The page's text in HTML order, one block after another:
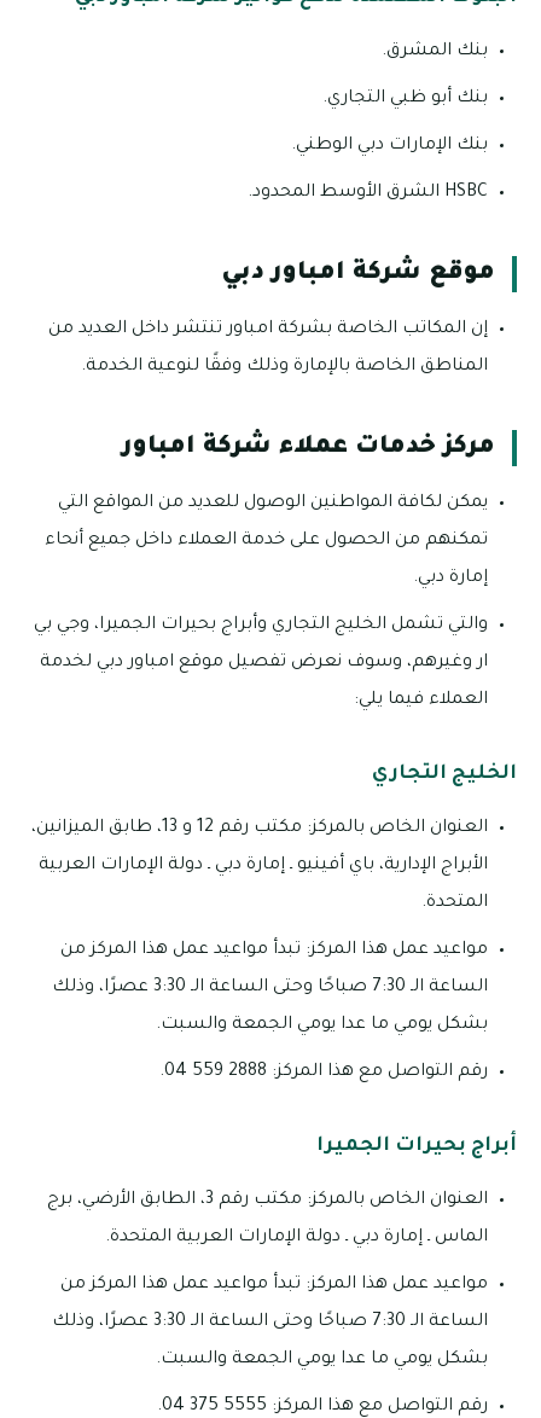
بنك المشرق.
بنك أبو ظبي التجاري.
بنك الإمارات دبي الوطني.
HSBC الشرق الأوسط المحدود.
موقع شركة امباور دبي
إن المكاتب الخاصة بشركة امباور تنتشر داخل العديد من
المناطق الخاصة بالإمارة وذلك وفقًا لنوعية الخدمة.
مركز خدمات عملاء شركة امباور
يمكن لكافة المواطنين الوصول للعديد من المواقع التي
تمكنهم من الحصول على خدمة العملاء داخل جميع أنحاء
إمارة دبي.
والتي تشمل الخليج التجاري وأبراج بحيرات الجميرا، وجي بي
ار وغيرهم، وسوف نعرض تفصيل موقع امباور دبي لخدمة
العملاء فيما يلي:
الخليج التجاري
العنوان الخاص بالمركز: مكتب رقم 12 و 13، طابق الميزانين،
الأبراج الإدارية، باي أفينيو ـ إمارة دبي ـ دولة الإمارات العربية
المتحدة.
مواعيد عمل هذا المركز: تبدأ مواعيد عمل هذا المركز من
الساعة الـ 7:30 صباحًا وحتى الساعة الـ 3:30 عصرًا، وذلك
بشكل يومي ما عدا يومي الجمعة والسبت.
رقم التواصل مع هذا المركز: 2888 559 04.
أبراج بحيرات الجميرا
العنوان الخاص بالمركز: مكتب رقم 3، الطابق الأرضي، برج
الماس ـ إمارة دبي ـ دولة الإمارات العربية المتحدة.
مواعيد عمل هذا المركز: تبدأ مواعيد عمل هذا المركز من
الساعة الـ 7:30 صباحًا وحتى الساعة الـ 3:30 عصرًا، وذلك
بشكل يومي ما عدا يومي الجمعة والسبت.
رقم التواصل مع هذا المركز: 5555 375 04.